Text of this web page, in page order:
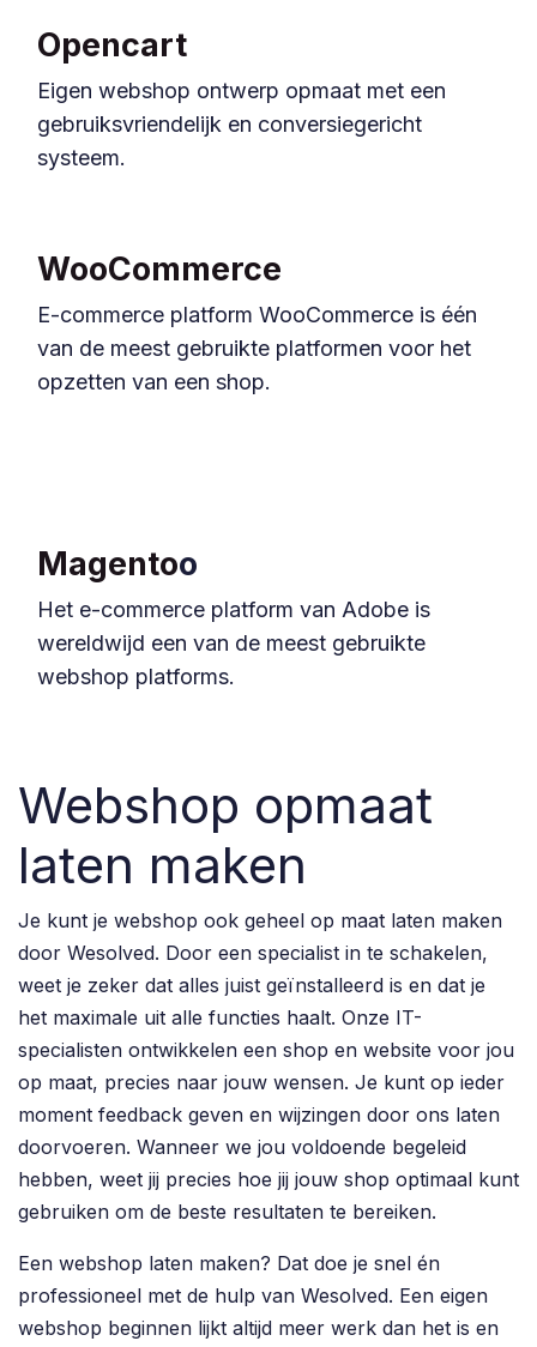
Opencart
Eigen webshop ontwerp opmaat met een
gebruiksvriendelijk en conversiegericht
systeem.
WooCommerce
E-commerce platform WooCommerce is één
van de meest gebruikte platformen voor het
opzetten van een shop.
Magentoo
Het e-commerce platform van Adobe is
wereldwijd een van de meest gebruikte
webshop platforms.
Webshop opmaat
laten maken
Je kunt je webshop ook geheel op maat laten maken
door Wesolved. Door een specialist in te schakelen,
weet je zeker dat alles juist geïnstalleerd is en dat je
het maximale uit alle functies haalt. Onze IT-
specialisten ontwikkelen een shop en website voor jou
op maat, precies naar jouw wensen. Je kunt op ieder
moment feedback geven en wijzingen door ons laten
doorvoeren. Wanneer we jou voldoende begeleid
hebben, weet jij precies hoe jij jouw shop optimaal kunt
gebruiken om de beste resultaten te bereiken.
Een webshop laten maken? Dat doe je snel én
professioneel met de hulp van Wesolved. Een eigen
webshop beginnen lijkt altijd meer werk dan het is en